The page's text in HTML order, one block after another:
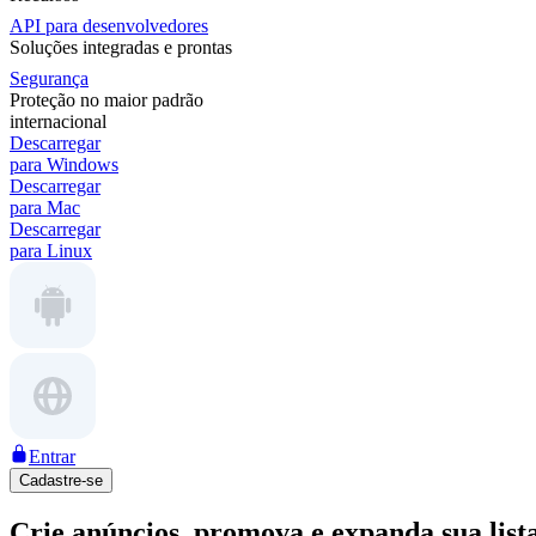
API para desenvolvedores
Soluções integradas e prontas
Segurança
Proteção no maior padrão
internacional
Descarregar
para Windows
Descarregar
para Mac
Descarregar
para Linux
Entrar
Cadastre-se